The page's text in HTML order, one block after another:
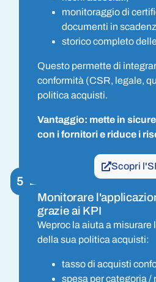
monitoraggio di
documenti in
storico completo
Questo permette di
conformità (CSR, legale,
politica acquisti.
Vantaggio: mette in
con i fornitori e riduce i
Scopri
5
Monitorare
grazie ai KPI
Weproc la aiuta a misurare
della sua politica acquisti:
tasso di acquisti
spesa per categoria /